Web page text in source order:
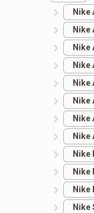
Nike
Nike
Nike
Nike
Nike
Nike
Nike
Nike
Nike
Nike
Nike
Nike